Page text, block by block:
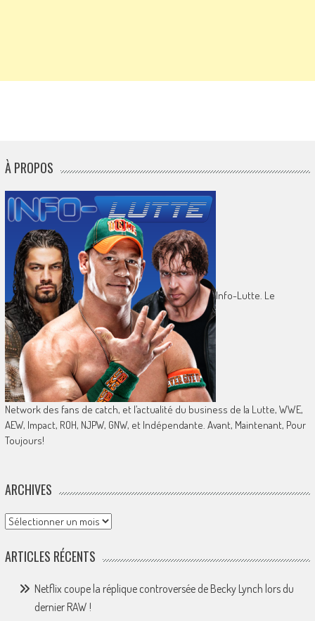
À PROPOS
Info-Lutte. Le
Network des fans de catch, et l’actualité du business de la Lutte, WWE,
AEW, Impact, ROH, NJPW, GNW, et Indépendante. Avant, Maintenant, Pour
Toujours!
ARCHIVES
Archives
ARTICLES RÉCENTS
Netflix coupe la réplique controversée de Becky Lynch lors du
dernier RAW !